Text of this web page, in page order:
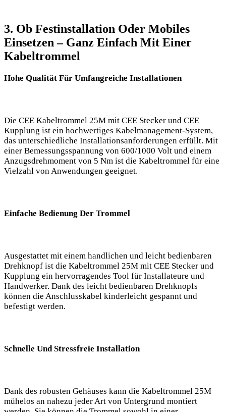
3. Ob Festinstallation Oder Mobiles
Einsetzen – Ganz Einfach Mit Einer
Kabeltrommel
Hohe Qualität Für Umfangreiche Installationen
Die CEE Kabeltrommel 25M mit CEE Stecker und CEE
Kupplung ist ein hochwertiges Kabelmanagement-System,
das unterschiedliche Installationsanforderungen erfüllt. Mit
einer Bemessungsspannung von 600/1000 Volt und einem
Anzugsdrehmoment von 5 Nm ist die Kabeltrommel für eine
Vielzahl von Anwendungen geeignet.
Einfache Bedienung Der Trommel
Ausgestattet mit einem handlichen und leicht bedienbaren
Drehknopf ist die Kabeltrommel 25M mit CEE Stecker und
Kupplung ein hervorragendes Tool für Installateure und
Handwerker. Dank des leicht bedienbaren Drehknopfs
können die Anschlusskabel kinderleicht gespannt und
befestigt werden.
Schnelle Und Stressfreie Installation
Dank des robusten Gehäuses kann die Kabeltrommel 25M
mühelos an nahezu jeder Art von Untergrund montiert